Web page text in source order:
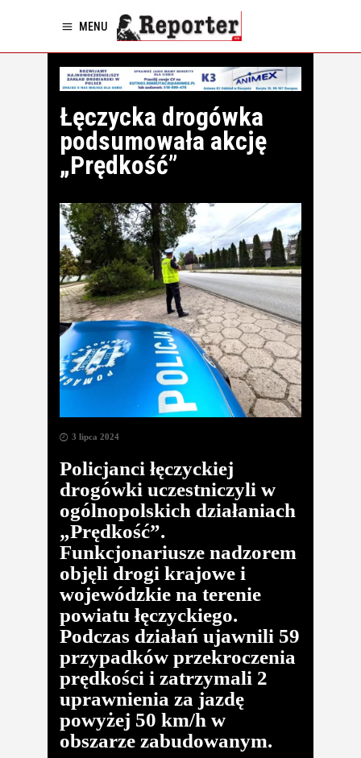
MENU
Łęczycka drogówka
podsumowała akcję
„Prędkość”
3 lipca 2024
Policjanci łęczyckiej
drogówki uczestniczyli w
ogólnopolskich działaniach
„Prędkość”.
Funkcjonariusze nadzorem
objęli drogi krajowe i
wojewódzkie na terenie
powiatu łęczyckiego.
Podczas działań ujawnili 59
przypadków przekroczenia
prędkości i zatrzymali 2
uprawnienia za jazdę
powyżej 50 km/h w
obszarze zabudowanym.